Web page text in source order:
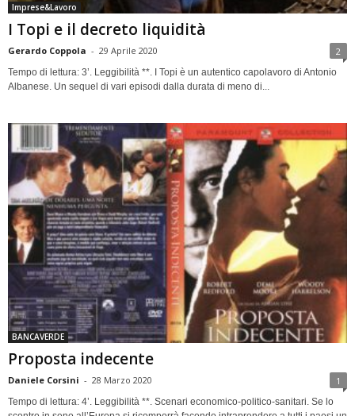
Imprese&Lavoro
I Topi e il decreto liquidità
Gerardo Coppola - 29 Aprile 2020 2
Tempo di lettura: 3’. Leggibilità **. I Topi è un autentico capolavoro di Antonio
Albanese. Un sequel di vari episodi dalla durata di meno di...
BANCAVERDE
Proposta indecente
Daniele Corsini - 28 Marzo 2020 1
Tempo di lettura: 4’. Leggibilità **. Scenari economico-politico-sanitari. Se lo